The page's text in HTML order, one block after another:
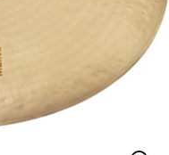
エフェクター